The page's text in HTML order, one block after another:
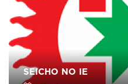
SEICHO NO IE